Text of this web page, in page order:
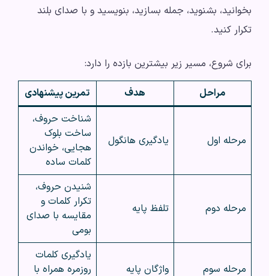
بخوانید، بشنوید، جمله بسازید، بنویسید و با صدای بلند
تکرار کنید.
برای شروع، مسیر زیر بیشترین بازده را دارد:
مراحل هدف تمرین پیشنهادی
مرحله اول یادگیری هانگول
شناخت حروف،
ساخت بلوک
هجایی، خواندن
کلمات ساده
مرحله دوم تلفظ پایه
شنیدن حروف،
تکرار کلمات و
مقایسه با صدای
بومی
مرحله سوم واژگان پایه
یادگیری کلمات
روزمره همراه با